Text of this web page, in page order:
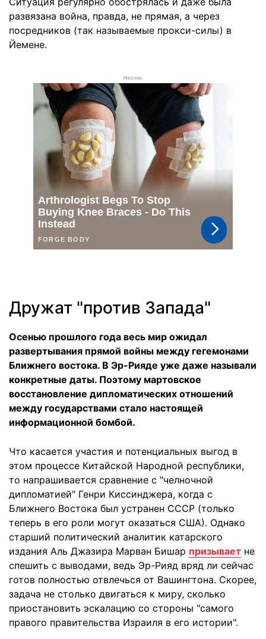
развязана война, правда, не прямая, а через
посредников (так называемые прокси-силы) в
Йемене.
РЕКЛАМА
Дружат "против Запада"
Осенью прошлого года весь мир ожидал
развертывания прямой войны между гегемонами
Ближнего востока. В Эр-Рияде уже даже называли
конкретные даты. Поэтому мартовское
восстановление дипломатических отношений
между государствами стало настоящей
информационной бомбой.
Что касается участия и потенциальных выгод в
этом процессе Китайской Народной республики,
то напрашивается сравнение с "челночной
дипломатией" Генри Киссинджера, когда с
Ближнего Востока был устранен СССР (только
теперь в его роли могут оказаться США). Однако
старший политический аналитик катарского
издания Аль Джазира Марван Бишар призывает не
спешить с выводами, ведь Эр-Рияд вряд ли сейчас
готов полностью отвлечься от Вашингтона. Скорее,
задача не столько двигаться к миру, сколько
приостановить эскалацию со стороны "самого
правого правительства Израиля в его истории".